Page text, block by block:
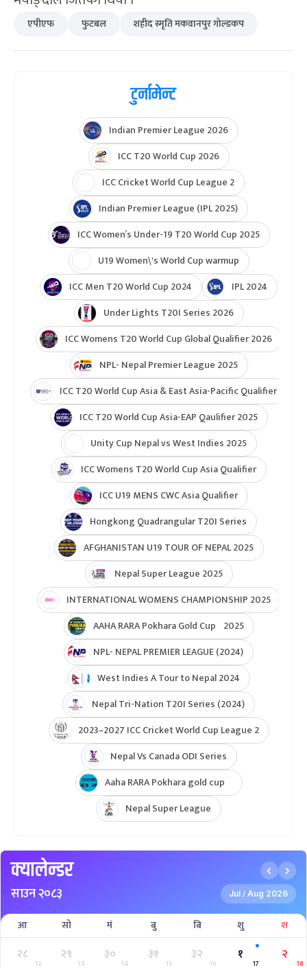
एपीएफ फुटबल शहीद स्मृति मकवानपुर गोल्डकप
टुर्नामेन्ट
Indian Premier League 2026
ICC T20 World Cup 2026
ICC Cricket World Cup League 2
Indian Premier League (IPL 2025)
ICC Women’s Under-19 T20 World Cup 2025
U19 Women\'s World Cup warmup
ICC Men T20 World Cup 2024
IPL 2024
Under Lights T20I Series 2026
ICC Womens T20 World Cup Global Qualifier 2026
NPL- Nepal Premier League 2025
ICC T20 World Cup Asia & East Asia-Pacific Qualifier
ICC T20 World Cup Asia-EAP Qaulifier 2025
Unity Cup Nepal vs West Indies 2025
ICC Womens T20 World Cup Asia Qualifier
ICC U19 MENS CWC Asia Qualifier
Hongkong Quadrangular T20I Series
AFGHANISTAN U19 TOUR OF NEPAL 2025
Nepal Super League 2025
INTERNATIONAL WOMENS CHAMPIONSHIP 2025
AAHA RARA Pokhara Gold Cup 2025
NPL- NEPAL PREMIER LEAGUE (2024)
West Indies A Tour to Nepal 2024
Nepal Tri-Nation T20I Series (2024)
2023–2027 ICC Cricket World Cup League 2
Nepal Vs Canada ODI Series
Aaha RARA Pokhara gold cup
Nepal Super League
क्यालेन्डर
साउन २०८३ Jul / Aug 2026
आ सो मं बु बि शु श
२८
12
२९
13
३०
14
३१
15
३२
16
१
17
२
18